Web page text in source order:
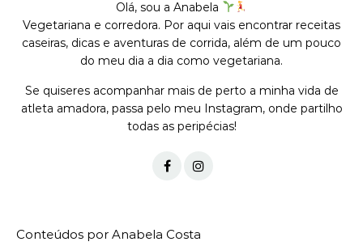
Olá, sou a Anabela
Vegetariana e corredora. Por aqui vais encontrar receitas
caseiras, dicas e aventuras de corrida, além de um pouco
do meu dia a dia como vegetariana.
Se quiseres acompanhar mais de perto a minha vida de
atleta amadora, passa pelo meu Instagram, onde partilho
todas as peripécias!
Conteúdos por Anabela Costa